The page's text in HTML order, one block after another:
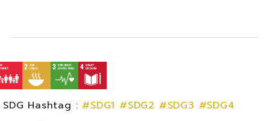
SDG Hashtag : #SDG1 #SDG2 #SDG3 #SDG4